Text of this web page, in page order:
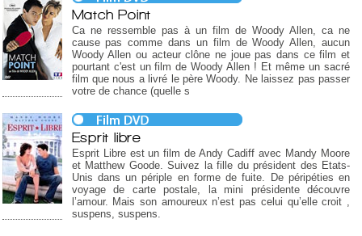
Match Point
Ca ne ressemble pas à un film de Woody Allen, ca ne
cause pas comme dans un film de Woody Allen, aucun
Woody Allen ou acteur clône ne joue pas dans ce film et
pourtant c'est un film de Woody Allen ! Et même un sacré
film que nous a livré le père Woody. Ne laissez pas passer
votre de chance (quelle s
Esprit libre
Esprit Libre est un film de Andy Cadiff avec Mandy Moore
et Matthew Goode. Suivez la fille du président des Etats-
Unis dans un périple en forme de fuite. De péripéties en
voyage de carte postale, la mini présidente découvre
l’amour. Mais son amoureux n’est pas celui qu’elle croit ,
suspens, suspens.